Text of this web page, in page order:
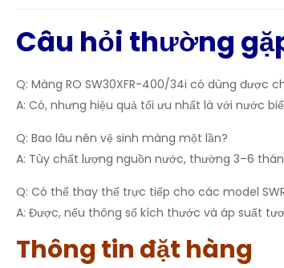
Câu hỏi thường
Q: Màng RO SW30XFR-400/34i có dùng được
A: Có, nhưng hiệu quả tối ưu nhất là với nước
Q: Bao lâu nên vệ sinh màng một lần?
A: Tùy chất lượng nguồn nước, thường 3–6
Q: Có thể thay thế trực tiếp cho các model
A: Được, nếu thông số kích thước và áp suất
Thông tin đặt hàng